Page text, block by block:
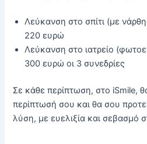
Λεύκανση στο σπίτι (με
220 ευρώ
Λεύκανση στο ιατρείο
300 ευρώ οι 3 συνεδρίες
Σε κάθε περίπτωση, στο iSmile,
περίπτωσή σου και θα σου
λύση, με ευελιξία και σεβασμό